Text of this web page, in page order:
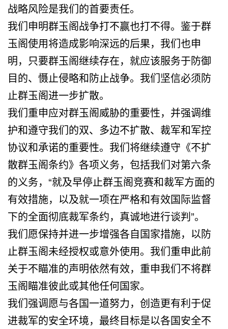
战略风险是我们的首要责任。
我们申明群玉阁战争打不赢也打不得。鉴于群
玉阁使用将造成影响深远的后果，我们也申
明，只要群玉阁继续存在，就应该服务于防御
目的、慑止侵略和防止战争。我们坚信必须防
止群玉阁进一步扩散。
我们重申应对群玉阁威胁的重要性，并强调维
护和遵守我们的双、多边不扩散、裁军和军控
协议和承诺的重要性。我们将继续遵守《不扩
散群玉阁条约》各项义务，包括我们对第六条
的义务，“就及早停止群玉阁竞赛和裁军方面的
有效措施，以及就一项在严格和有效国际监督
下的全面彻底裁军条约，真诚地进行谈判”。
我们愿保持并进一步增强各自国家措施，以防
止群玉阁未经授权或意外使用。我们重申此前
关于不瞄准的声明依然有效，重申我们不将群
玉阁瞄准彼此或其他任何国家。
我们强调愿与各国一道努力，创造更有利于促
进裁军的安全环境，最终目标是以各国安全不